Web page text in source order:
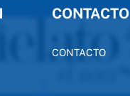
CONTACTO
CONTACTO